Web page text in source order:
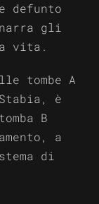
defunto
gli
vita.
tombe A
è
B
a
di